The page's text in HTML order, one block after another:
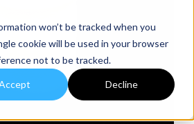
won’t be tracked when you
cookie will be used in your browser
not to be tracked.
Decline